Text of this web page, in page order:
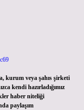
kurum veya şahıs şirketi
kendi hazırladığımız
haber niteliği
paylaşım